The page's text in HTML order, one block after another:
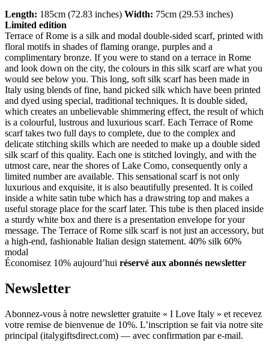
Length: 185cm (72.83 inches) Width: 75cm (29.53 inches)
Limited edition
Terrace of Rome is a silk and modal double-sided scarf, printed with
floral motifs in shades of flaming orange, purples and a
complimentary bronze. If you were to stand on a terrace in Rome
and look down on the city, the colours in this silk scarf are what you
would see below you. This long, soft silk scarf has been made in
Italy using blends of fine, hand picked silk which have been printed
and dyed using special, traditional techniques. It is double sided,
which creates an unbelievable shimmering effect, the result of which
is a colourful, lustrous and luxurious scarf. Each Terrace of Rome
scarf takes two full days to complete, due to the complex and
delicate stitching skills which are needed to make up a double sided
silk scarf of this quality. Each one is stitched lovingly, and with the
utmost care, near the shores of Lake Como, consequently only a
limited number are available. This sensational scarf is not only
luxurious and exquisite, it is also beautifully presented. It is coiled
inside a white satin tube which has a drawstring top and makes a
useful storage place for the scarf later. This tube is then placed inside
a sturdy white box and there is a presentation envelope for your
message. The Terrace of Rome silk scarf is not just an accessory, but
a high-end, fashionable Italian design statement. 40% silk 60%
modal
Économisez 10% aujourd’hui réservé aux abonnés newsletter
Newsletter
Abonnez-vous à notre newsletter gratuite « I Love Italy » et recevez
votre remise de bienvenue de 10%. L’inscription se fait via notre site
principal (italygiftsdirect.com) — avec confirmation par e-mail.